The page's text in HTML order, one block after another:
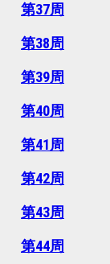
第37周
第38周
第39周
第40周
第41周
第42周
第43周
第44周